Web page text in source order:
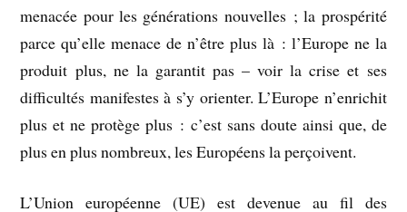
menacée pour les générations nouvelles ; la prospérité
parce qu’elle menace de n’être plus là : l’Europe ne la
produit plus, ne la garantit pas – voir la crise et ses
difficultés manifestes à s’y orienter. L’Europe n’enrichit
plus et ne protège plus : c’est sans doute ainsi que, de
plus en plus nombreux, les Européens la perçoivent.
L’Union européenne (UE) est devenue au fil des